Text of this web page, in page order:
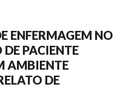
ENFERMAGEM NO
PACIENTE
AMBIENTE
DE